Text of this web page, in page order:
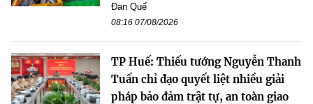
Đan Quế
08:16 07/08/2026
TP Huế: Thiếu tướng Nguyễn Thanh
Tuấn chỉ đạo quyết liệt nhiều giải
pháp bảo đảm trật tự, an toàn giao